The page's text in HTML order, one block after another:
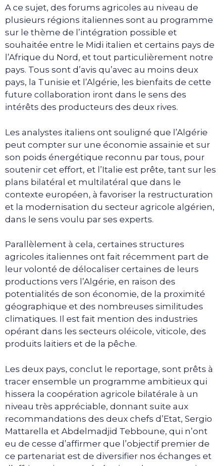
A ce sujet, des forums agricoles au niveau de
plusieurs régions italiennes sont au programme
sur le thème de l’intégration possible et
souhaitée entre le Midi italien et certains pays de
l’Afrique du Nord, et tout particulièrement notre
pays. Tous sont d’avis qu’avec au moins deux
pays, la Tunisie et l’Algérie, les bienfaits de cette
future collaboration iront dans le sens des
intérêts des producteurs des deux rives.
Les analystes italiens ont souligné que l’Algérie
peut compter sur une économie assainie et sur
son poids énergétique reconnu par tous, pour
soutenir cet effort, et l’Italie est prête, tant sur les
plans bilatéral et multilatéral que dans le
contexte européen, à favoriser la restructuration
et la modernisation du secteur agricole algérien,
dans le sens voulu par ses experts.
Parallèlement à cela, certaines structures
agricoles italiennes ont fait récemment part de
leur volonté de délocaliser certaines de leurs
productions vers l’Algérie, en raison des
potentialités de son économie, de la proximité
géographique et des nombreuses similitudes
climatiques. Il est fait mention des industries
opérant dans les secteurs oléicole, viticole, des
produits laitiers et de la pêche.
Les deux pays, conclut le reportage, sont prêts à
tracer ensemble un programme ambitieux qui
hissera la coopération agricole bilatérale à un
niveau très appréciable, donnant suite aux
recommandations des deux chefs d’Etat, Sergio
Mattarella et Abdelmadjid Tebboune, qui n’ont
eu de cesse d’affirmer que l’objectif premier de
ce partenariat est de diversifier nos échanges et